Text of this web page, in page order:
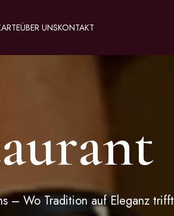
ÜBER UNSKONTAKT
– Wo Tradition auf Eleganz trifft